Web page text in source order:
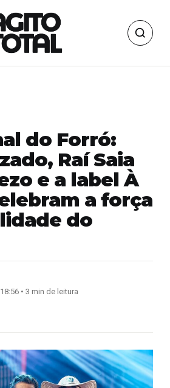
do Forró:
Raí Saia
e a label À
a força
do
• 3 min de leitura